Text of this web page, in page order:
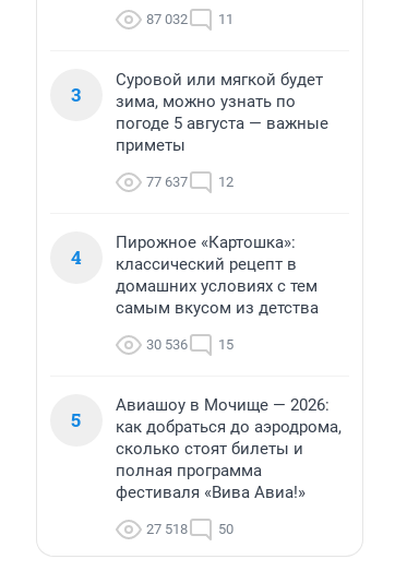
87 032 11
3
Суровой или мягкой будет
зима, можно узнать по
погоде 5 августа — важные
приметы
77 637 12
4
Пирожное «Картошка»:
классический рецепт в
домашних условиях с тем
самым вкусом из детства
30 536 15
5
Авиашоу в Мочище — 2026:
как добраться до аэродрома,
сколько стоят билеты и
полная программа
фестиваля «Вива Авиа!»
27 518 50